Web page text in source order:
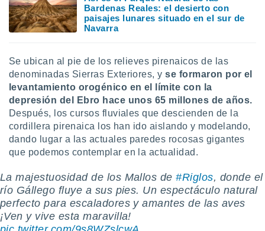
utilizar
crear un
uso de
la
contenido
medir el
la
el
del
de
o a través
de
de
Bardenas Reales: el desierto con
paisajes lunares situado en el sur de
Navarra
Se ubican al pie de los relieves pirenaicos de las
denominadas Sierras Exteriores, yse formaron por el
levantamiento orogénico en el límite con la
depresión del Ebro hace unos 65 millones de años.
Después, los cursos fluviales que descienden de la
cordillera pirenaica los han ido aislando y modelando,
dando lugar a las actuales paredes rocosas gigantes
que podemos contemplar en la actualidad.
La majestuosidad de los Mallos de#Riglos, donde el
río Gállego fluye a sus pies. Un espectáculo natural
perfecto para escaladores y amantes de las aves
¡Ven y vive esta maravilla!